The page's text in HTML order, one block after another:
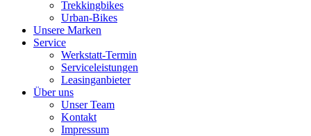
Trekkingbikes
Urban-Bikes
Unsere Marken
Service
Werkstatt-Termin
Serviceleistungen
Leasinganbieter
Über uns
Unser Team
Kontakt
Impressum